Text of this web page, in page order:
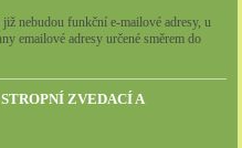
nebudou funkční e-mailové adresy, u
emailové adresy určené směrem do
ZVEDACÍ A